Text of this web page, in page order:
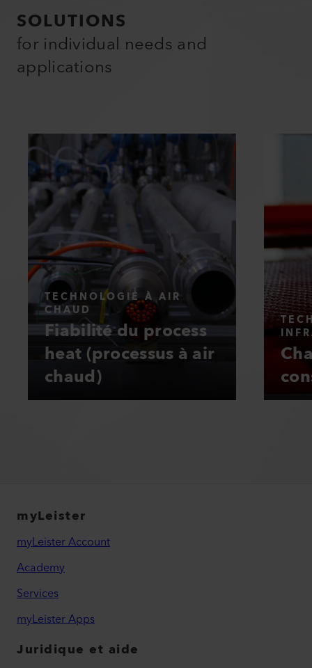
SOLUTIONS
for individual needs and
applications
TECHNOLOGIE À AIR
CHAUD
Fiabilité du process
heat (processus à air
chaud)
myLeister
myLeister Account
Academy
Services
myLeister Apps
Juridique et aide